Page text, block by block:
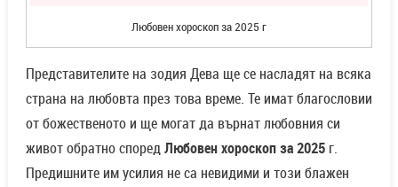
Любовен хороскоп за 2025 г
Представителите на зодия Дева ще се насладят на всяка
страна на любовта през това време. Те имат благословии
от божественото и ще могат да върнат любовния си
живот обратно споредЛюбовен хороскоп за 2025г.
Предишните им усилия не са невидими и този блажен